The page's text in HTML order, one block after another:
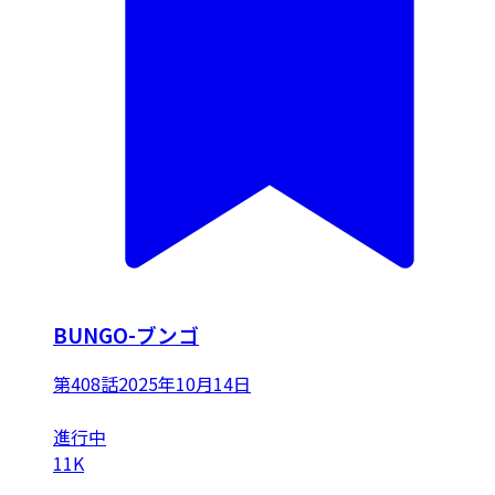
BUNGO-ブンゴ
第408話2025年10月14日
進行中
11K